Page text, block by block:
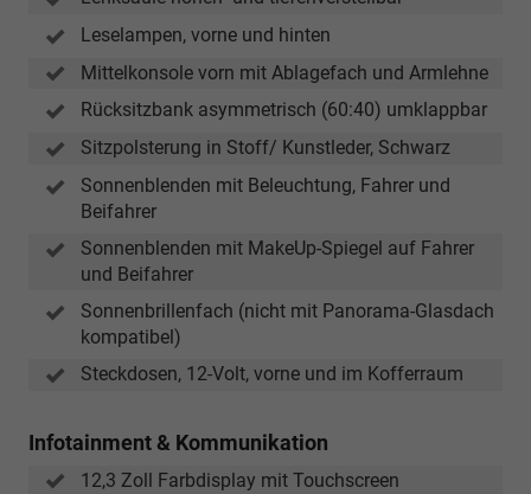
Leselampen, vorne und hinten
Mittelkonsole vorn mit Ablagefach und Armlehne
Rücksitzbank asymmetrisch (60:40) umklappbar
Sitzpolsterung in Stoff/ Kunstleder, Schwarz
Sonnenblenden mit Beleuchtung, Fahrer und
Beifahrer
Sonnenblenden mit MakeUp-Spiegel auf Fahrer
und Beifahrer
Sonnenbrillenfach (nicht mit Panorama-Glasdach
kompatibel)
Steckdosen, 12-Volt, vorne und im Kofferraum
Infotainment & Kommunikation
12,3 Zoll Farbdisplay mit Touchscreen